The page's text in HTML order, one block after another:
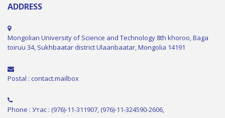
ADDRESS
Mongolian University of Science and Technology 8th khoroo, Baga
toiruu 34, Sukhbaatar district Ulaanbaatar, Mongolia 14191
Postal : contact.mailbox
Phone : Утас : (976)-11-311907, (976)-11-324590-2606,